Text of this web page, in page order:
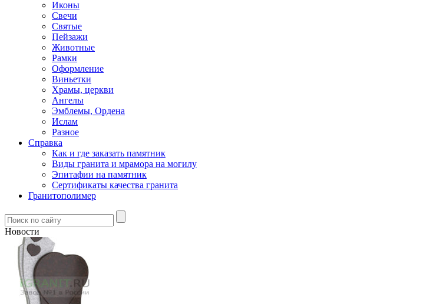
Иконы
Свечи
Святые
Пейзажи
Животные
Рамки
Оформление
Виньетки
Храмы, церкви
Ангелы
Эмблемы, Ордена
Ислам
Разное
Справка
Как и где заказать памятник
Виды гранита и мрамора на могилу
Эпитафии на памятник
Сертификаты качества гранита
Гранитополимер
Новости